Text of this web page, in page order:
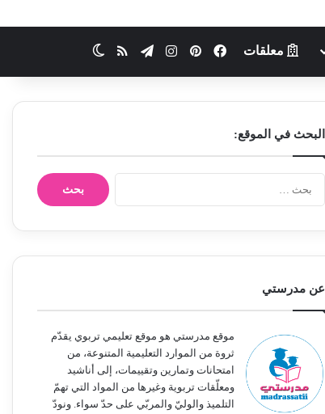
معلقات فيسبوكبينتيريستانستقرامتيلقرامملخص الموقع RSS
البحث في الموقع:
ح
عن مدرستي
موقع مدرستي هو موقع تعليمي تربوي يقدّم
ثروة من الموارد التعليمية المتنوعة، من
امتحانات وتمارين وتقييمات، إلى أناشيد
ومعلّقات تربوية وغيرها من المواد التي تهمّ
التلميذ والوليّ والمربّي على حدّ سواء. ونودّ